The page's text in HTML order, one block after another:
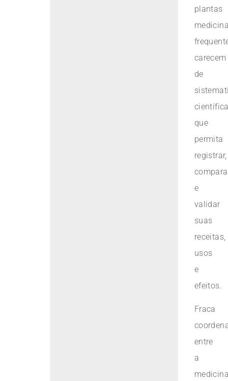
plantas
carecem
de
que
permita
registrar,
e
validar
suas
receitas,
usos
e
efeitos.
Fraca
entre
a